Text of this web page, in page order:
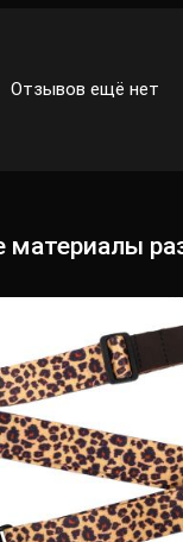
Отзывов ещё нет
материалы